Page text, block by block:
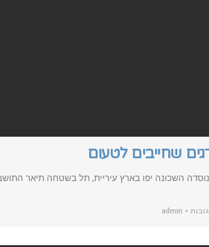
השכונה יפו בארץ עיריית, תל בשטחה תיאר
admin